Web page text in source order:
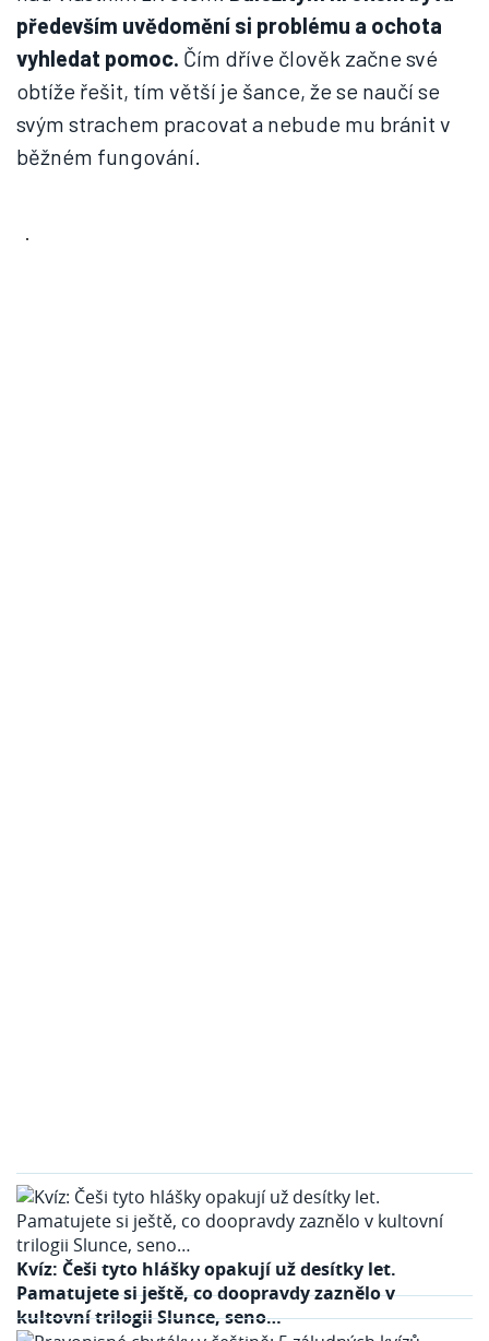
především uvědomění si problému a ochota
vyhledat pomoc. Čím dříve člověk začne své
obtíže řešit, tím větší je šance, že se naučí se
svým strachem pracovat a nebude mu bránit v
běžném fungování.
Kvíz: Češi tyto hlášky opakují už desítky let.
Pamatujete si ještě, co doopravdy zaznělo v
kultovní trilogii Slunce, seno…